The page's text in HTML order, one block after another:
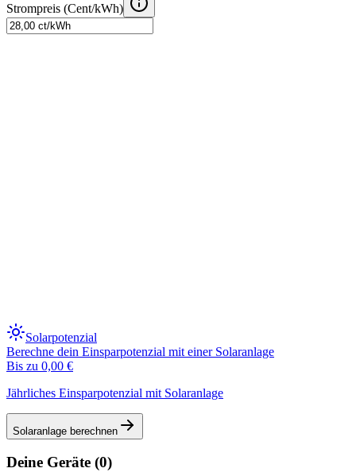
Strompreis (Cent/kWh)
Solarpotenzial
Berechne dein Einsparpotenzial mit einer Solaranlage
Bis zu 0,00 €
Jährliches Einsparpotenzial mit Solaranlage
Solaranlage berechnen
Deine Geräte (0)